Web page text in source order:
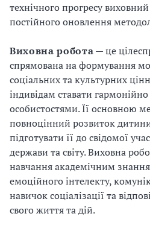
технічного прогресу
постійного оновлення
Виховна робота— це
спрямована на формування
соціальних та культурних
індивідам ставати
особистостями. Її основною
повноцінний розвиток
підготувати її до свідомої
держави та світу. Виховна
навчання академічним
емоційного інтелекту,
навичок соціалізації та
свого життя та дій.